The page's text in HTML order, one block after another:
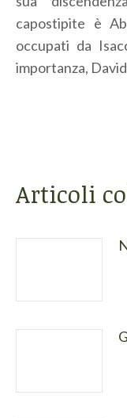
capostipite è
occupati da
importanza,
Articoli